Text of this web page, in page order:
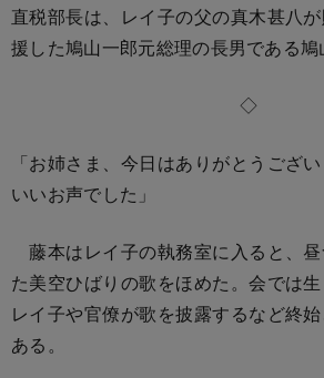
直税部長は、レイ子の父の真木甚八
援した鳩山一郎元総理の長男である鳩
◇
「お姉さま、今日はありがとうござ
いいお声でした」
藤本はレイ子の執務室に入ると、
た美空ひばりの歌をほめた。会では生
レイ子や官僚が歌を披露するなど終
ある。